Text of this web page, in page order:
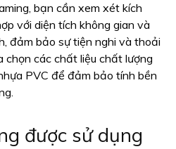
bạn cần xem xét kích
với diện tích không gian và
đảm bảo sự tiện nghi và thoải
chọn các chất liệu chất lượng
PVC để đảm bảo tính bền
được sử dụng